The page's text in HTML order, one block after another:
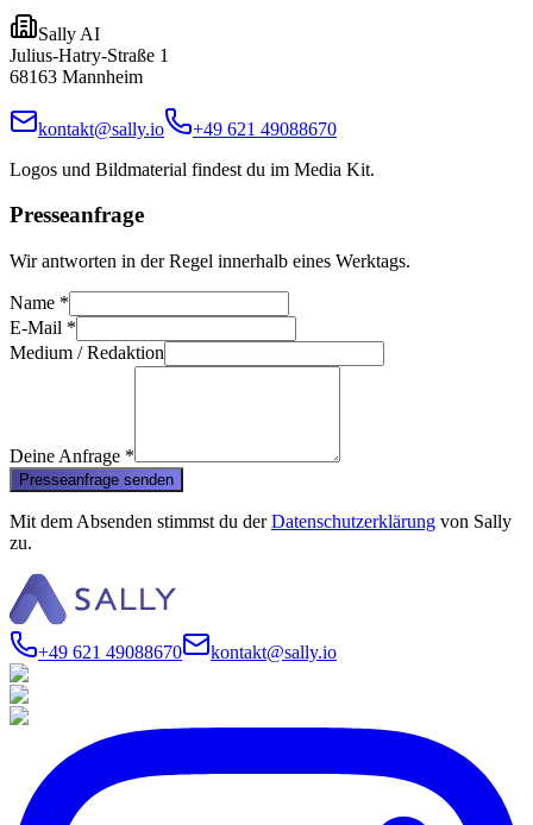
Sally AI
Julius-Hatry-Straße 1
68163 Mannheim
kontakt@sally.io
+49 621 49088670
Logos und Bildmaterial findest du im Media Kit.
Presseanfrage
Wir antworten in der Regel innerhalb eines Werktags.
Name *
E-Mail *
Medium / Redaktion
Deine Anfrage *
Presseanfrage senden
Mit dem Absenden stimmst du der Datenschutzerklärung von Sally
zu.
+49 621 49088670 kontakt@sally.io